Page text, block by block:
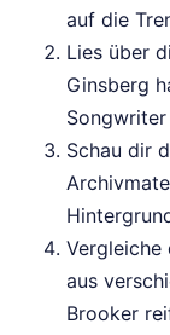
auf die
Lies über
Ginsberg
Schau dir
Vergleiche
aus
Brooker